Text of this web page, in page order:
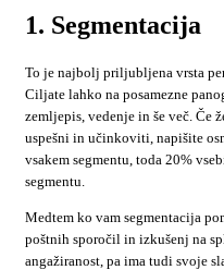
1. Segmentacija
To je najbolj priljubljena vrsta
Ciljate lahko na posamezne
zemljepis, vedenje in še več. Če
uspešni in učinkoviti, napišite
vsakem segmentu, toda 20%
segmentu.
Medtem ko vam segmentacija
poštnih sporočil in izkušenj na
angažiranost, pa ima tudi svoje